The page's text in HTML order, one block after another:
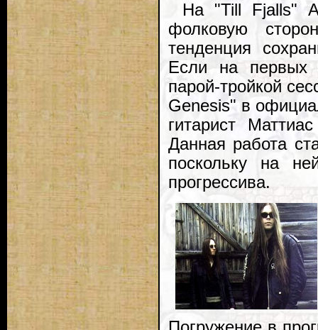
На "Till Fjalls"
фолковую
тенденция
Если на первых
парой-тройкой
Genesis" в
гитарист
Данная работа
поскольку на
прогрессива.